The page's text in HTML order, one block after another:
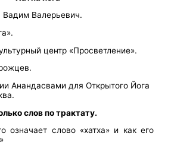
Валерьевич.
центр «Просветление».
Анандасвами для Открытого Йога
слов по трактату.
означает слово «хатха» и как его